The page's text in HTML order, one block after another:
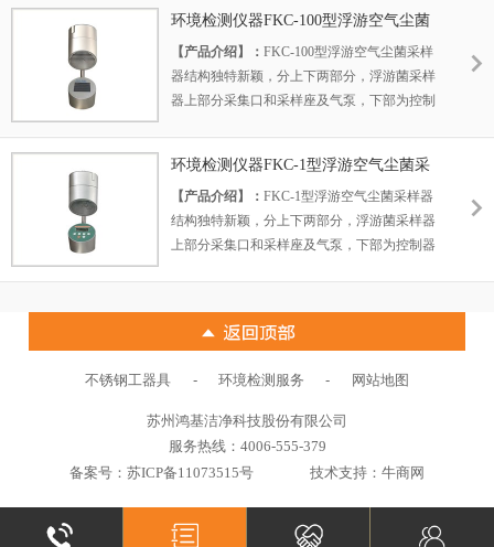
【产品用途】：浮游菌采样器功能强大，采样
量大，性能稳定，操作简便，达到国际同类产
品水平，是各制药厂、医院、生物制品、食品
加工、公共场所等的检测部门理想的浮尘菌浓
环境检测仪器FKC-100型浮游空气尘菌
采样器
【产品介绍】： FKC-100型浮游空气尘菌采样
器结构独特新颖，分上下两部分，浮游菌采样
器上部分采集口和采样座及气泵，下部为控制
【产品用途】：浮游菌采样器功能强大，采样
量大，性能稳定，操作简便，达到国际同类产
品水平，是各制药厂、医院、生物制品、食品
加工、公共场所等的检测部门理想的浮尘菌浓
环境检测仪器FKC-1型浮游空气尘菌采
样器
【产品介绍】： FKC-1型浮游空气尘菌采样器
结构独特新颖，分上下两部分，浮游菌采样器
上部分采集口和采样座及气泵，下部为控制器
【产品用途】：浮游菌采样器采样量大，性能
稳定，操作简便，达到同类产品先进水平，是
场所等的检测部门理想的浮尘菌浓度采样仪
器。
不锈钢工器具 - 环境检测服务 - 网站地图
苏州鸿基洁净科技股份有限公司
服务热线：4006-555-379
备案号：苏ICP备11073515号 技术支持：牛商网